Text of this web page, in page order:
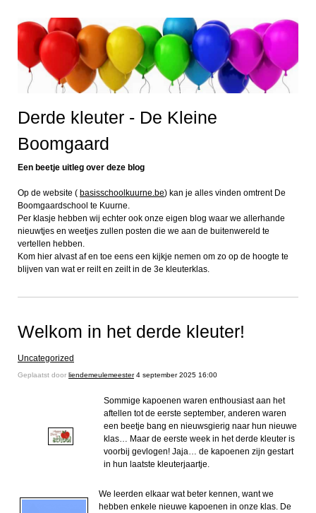
Derde kleuter - De Kleine
Boomgaard
Een beetje uitleg over deze blog
Op de website ( basisschoolkuurne.be) kan je alles vinden omtrent De
Boomgaardschool te Kuurne.
Per klasje hebben wij echter ook onze eigen blog waar we allerhande
nieuwtjes en weetjes zullen posten die we aan de buitenwereld te
vertellen hebben.
Kom hier alvast af en toe eens een kijkje nemen om zo op de hoogte te
blijven van wat er reilt en zeilt in de 3e kleuterklas.
Welkom in het derde kleuter!
Uncategorized
Geplaatst door liendemeulemeester 4 september 2025 16:00
Sommige kapoenen waren enthousiast aan het
aftellen tot de eerste september, anderen waren
een beetje bang en nieuwsgierig naar hun nieuwe
klas… Maar de eerste week in het derde kleuter is
voorbij gevlogen! Jaja… de kapoenen zijn gestart
in hun laatste kleuterjaartje.
We leerden elkaar wat beter kennen, want we
hebben enkele nieuwe kapoenen in onze klas. De